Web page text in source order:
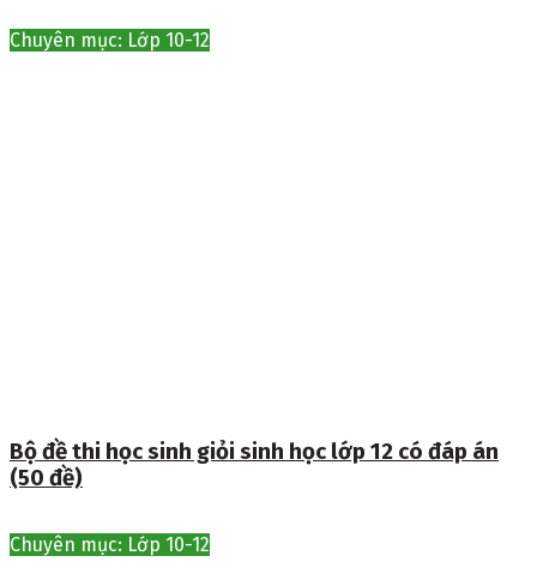
Chuyên mục: Lớp 10-12
Bộ đề thi học sinh giỏi sinh học lớp 12 có đáp án
(50 đề)
Chuyên mục: Lớp 10-12